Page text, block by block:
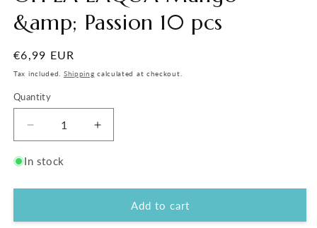
&amp; Passion 10 pcs
Regular
price
€6,99 EUR
Tax included. Shipping calculated at checkout.
Quantity
Decrease
quantity
for
LA
Mango
Increase
quantity
LA
LAQUA
Mango
In stock
Add to cart